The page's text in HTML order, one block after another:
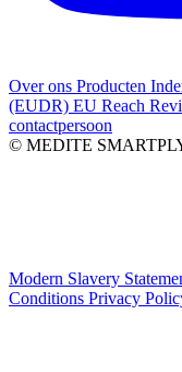
Over ons Producten
(EUDR) EU Reach
contactpersoon
© MEDITE
Modern Slavery
Conditions Privacy